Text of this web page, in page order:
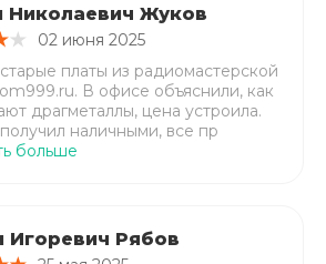
Николаевич Жуков
02 июня 2025
платы из радиомастерской
В офисе объяснили, как
драгметаллы, цена устроила.
наличными, все пр
больше
Игоревич Рябов